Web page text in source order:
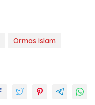
Ormas Islam